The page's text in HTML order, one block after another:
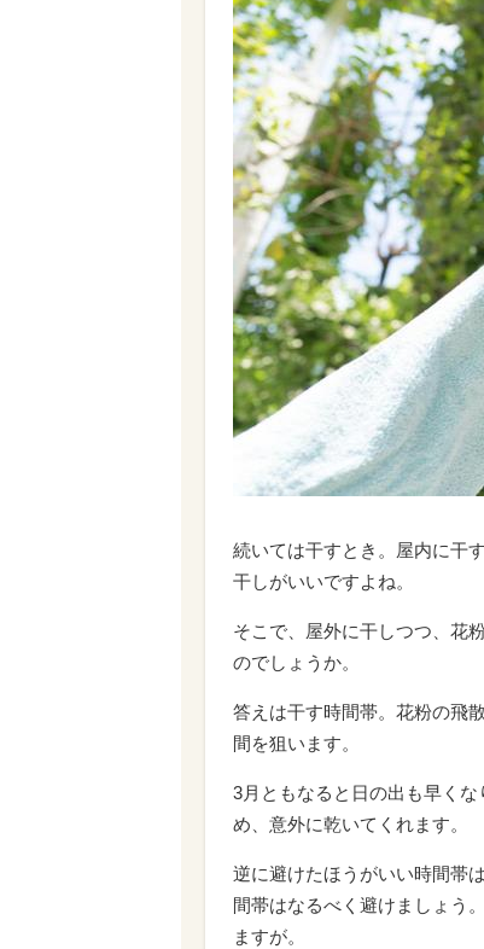
続いては干すとき。屋内に干
干しがいいですよね。
そこで、屋外に干しつつ、花
のでしょうか。
答えは干す時間帯。花粉の飛
間を狙います。
3月ともなると日の出も早く
め、意外に乾いてくれます。
逆に避けたほうがいい時間帯
間帯はなるべく避けましょう
ますが。